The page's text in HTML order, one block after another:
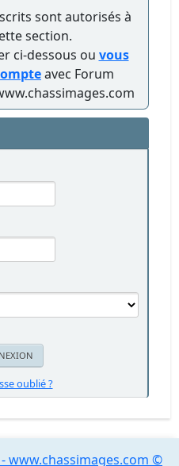
sont autorisés à
section.
ci-dessous ou vous
avec Forum
oublié ?
www.chassimages.com ©